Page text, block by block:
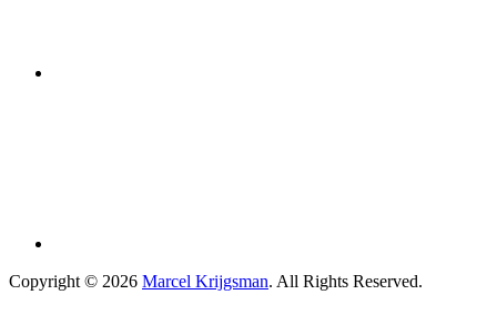
Copyright © 2026 Marcel Krijgsman. All Rights Reserved.